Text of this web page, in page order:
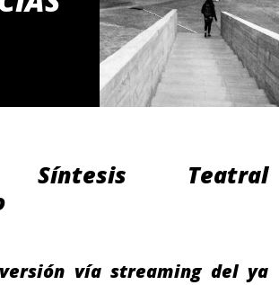
Síntesis Teatral
vía streaming del ya